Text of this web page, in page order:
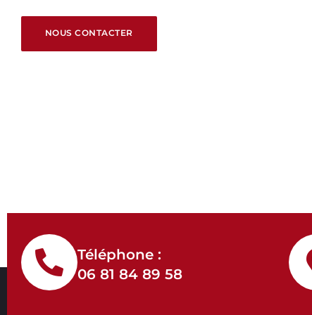
NOUS CONTACTER
Téléphone :
06 81 84 89 58